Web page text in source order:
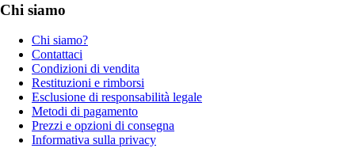
Chi siamo
Chi siamo?
Contattaci
Condizioni di vendita
Restituzioni e rimborsi
Esclusione di responsabilità legale
Metodi di pagamento
Prezzi e opzioni di consegna
Informativa sulla privacy